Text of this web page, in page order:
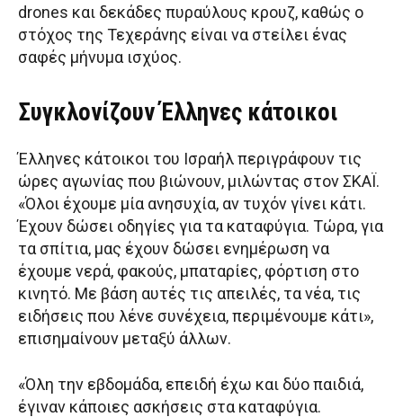
drones και δεκάδες πυραύλους κρουζ, καθώς ο
στόχος της Τεχεράνης είναι να στείλει ένας
σαφές μήνυμα ισχύος.
Συγκλονίζουν Έλληνες κάτοικοι
Έλληνες κάτοικοι του Ισραήλ περιγράφουν τις
ώρες αγωνίας που βιώνουν, μιλώντας στον ΣΚΑΪ.
«Όλοι έχουμε μία ανησυχία, αν τυχόν γίνει κάτι.
Έχουν δώσει οδηγίες για τα καταφύγια. Τώρα, για
τα σπίτια, μας έχουν δώσει ενημέρωση να
έχουμε νερά, φακούς, μπαταρίες, φόρτιση στο
κινητό. Με βάση αυτές τις απειλές, τα νέα, τις
ειδήσεις που λένε συνέχεια, περιμένουμε κάτι»,
επισημαίνουν μεταξύ άλλων.
«Όλη την εβδομάδα, επειδή έχω και δύο παιδιά,
έγιναν κάποιες ασκήσεις στα καταφύγια.